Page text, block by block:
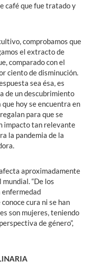
café que fue tratado y
comprobamos que
el extracto de
comparado con el
ciento de disminución.
sea ésa, es
de un descubrimiento
hoy se encuentra en
para que se
impacto tan relevante
la pandemia de la
aproximadamente
“De los
enfermedad
cura ni se han
son mujeres, teniendo
de género”,